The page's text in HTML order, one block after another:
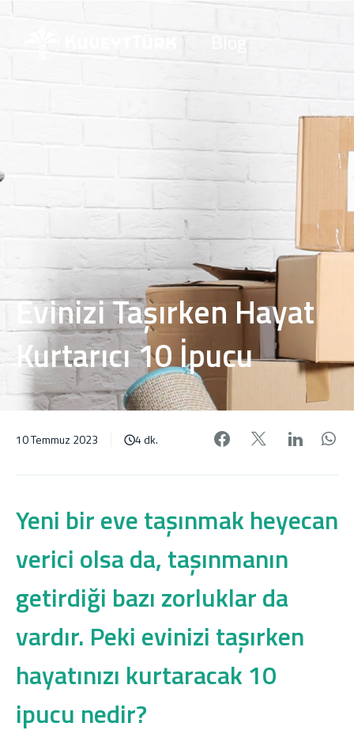
Blog
Evinizi Taşırken Hayat
Kurtarıcı 10 İpucu
10 Temmuz 2023 4 dk. Facebook'da
X'de
Yeni bir eve taşınmak heyecan
verici olsa da, taşınmanın
getirdiği bazı zorluklar da
vardır. Peki evinizi taşırken
hayatınızı kurtaracak 10
ipucu nedir?